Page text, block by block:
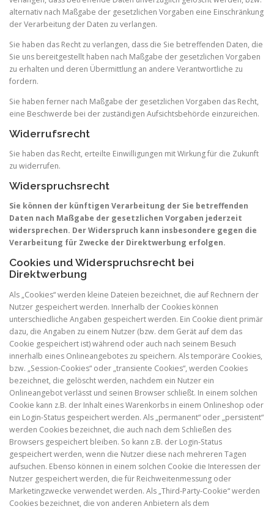
alternativ nach Maßgabe der gesetzlichen Vorgaben eine Einschränkung
der Verarbeitung der Daten zu verlangen.
Sie haben das Recht zu verlangen, dass die Sie betreffenden Daten, die
Sie uns bereitgestellt haben nach Maßgabe der gesetzlichen Vorgaben
zu erhalten und deren Übermittlung an andere Verantwortliche zu
fordern.
Sie haben ferner nach Maßgabe der gesetzlichen Vorgaben das Recht,
eine Beschwerde bei der zuständigen Aufsichtsbehörde einzureichen.
Widerrufsrecht
Sie haben das Recht, erteilte Einwilligungen mit Wirkung für die Zukunft
zu widerrufen.
Widerspruchsrecht
Sie können der künftigen Verarbeitung der Sie betreffenden
Daten nach Maßgabe der gesetzlichen Vorgaben jederzeit
widersprechen. Der Widerspruch kann insbesondere gegen die
Verarbeitung für Zwecke der Direktwerbung erfolgen.
Cookies und Widerspruchsrecht bei
Direktwerbung
Als „Cookies“ werden kleine Dateien bezeichnet, die auf Rechnern der
Nutzer gespeichert werden. Innerhalb der Cookies können
unterschiedliche Angaben gespeichert werden. Ein Cookie dient primär
dazu, die Angaben zu einem Nutzer (bzw. dem Gerät auf dem das
Cookie gespeichert ist) während oder auch nach seinem Besuch
innerhalb eines Onlineangebotes zu speichern. Als temporäre Cookies,
bzw. „Session-Cookies“ oder „transiente Cookies“, werden Cookies
bezeichnet, die gelöscht werden, nachdem ein Nutzer ein
Onlineangebot verlässt und seinen Browser schließt. In einem solchen
Cookie kann z.B. der Inhalt eines Warenkorbs in einem Onlineshop oder
ein Login-Status gespeichert werden. Als „permanent“ oder „persistent“
werden Cookies bezeichnet, die auch nach dem Schließen des
Browsers gespeichert bleiben. So kann z.B. der Login-Status
gespeichert werden, wenn die Nutzer diese nach mehreren Tagen
aufsuchen. Ebenso können in einem solchen Cookie die Interessen der
Nutzer gespeichert werden, die für Reichweitenmessung oder
Marketingzwecke verwendet werden. Als „Third-Party-Cookie“ werden
Cookies bezeichnet, die von anderen Anbietern als dem